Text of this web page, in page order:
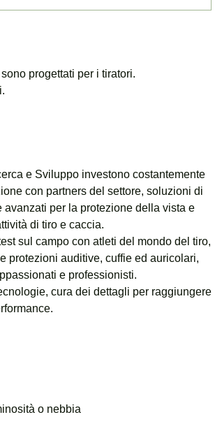
progettati per i tiratori.
e Sviluppo investono costantemente
con partners del settore, soluzioni di
per la protezione della vista e
di tiro e caccia.
sul campo con atleti del mondo del tiro,
protezioni auditive, cuffie ed auricolari,
e professionisti.
cura dei dettagli per raggiungere
o nebbia